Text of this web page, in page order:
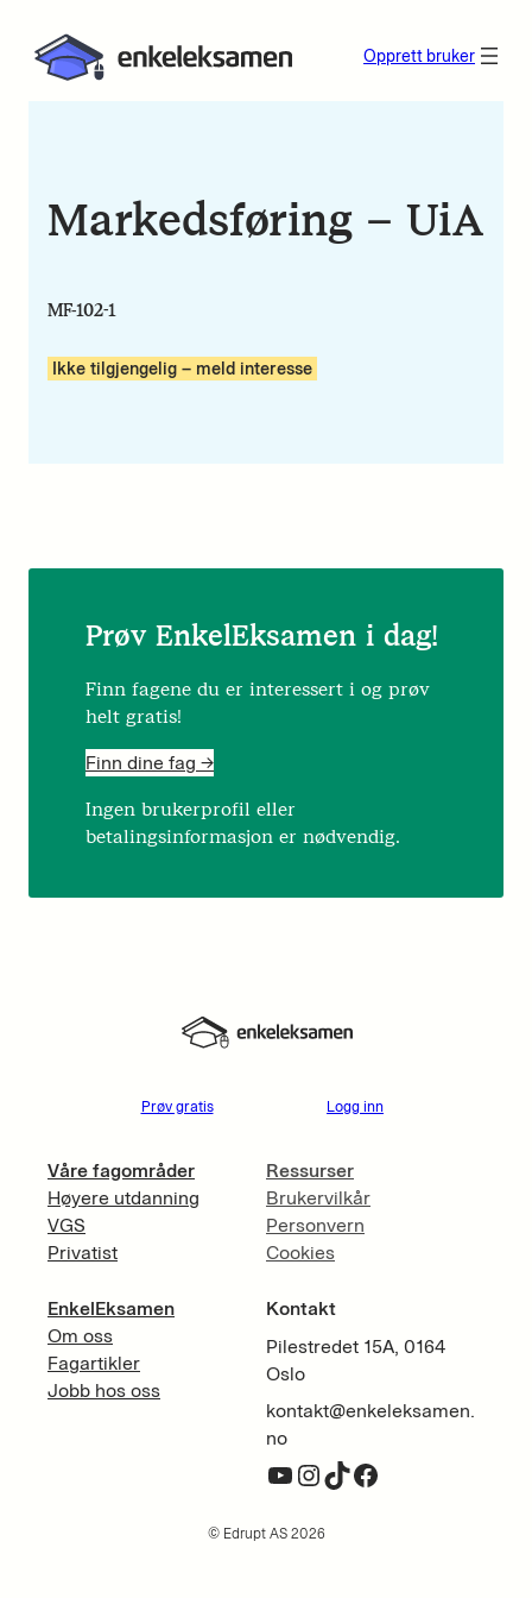
Opprett bruker
Markedsføring – UiA
MF-102-1
Ikke tilgjengelig – meld interesse
Prøv EnkelEksamen i dag!
Finn fagene du er interessert i og prøv
helt gratis!
Finn dine fag ->
Ingen brukerprofil eller
betalingsinformasjon er nødvendig.
Prøv gratis Logg inn
Våre fagområder
Høyere utdanning
VGS
Privatist
EnkelEksamen
Om oss
Fagartikler
Jobb hos oss
Ressurser
Brukervilkår
Personvern
Cookies
Kontakt
Pilestredet 15A, 0164
Oslo
kontakt@enkeleksamen.
no
YouTube InstagramTikTok Facebook
© Edrupt AS 2026